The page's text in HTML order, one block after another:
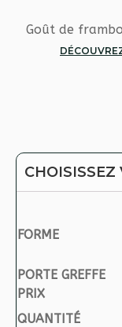
Goût de
CHOISISSEZ